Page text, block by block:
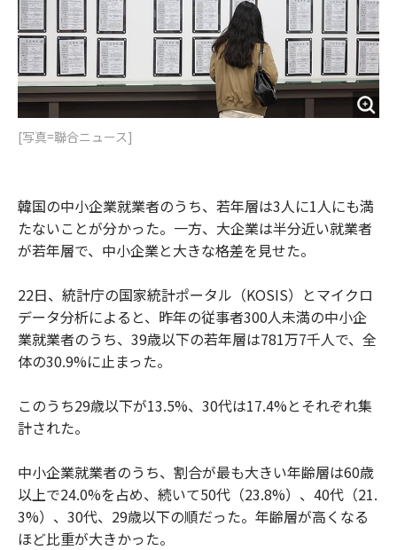
[写真=聯合ニュース]
韓国の中小企業就業者のうち、若年層は3人に1人にも満
たないことが分かった。一方、大企業は半分近い就業者
が若年層で、中小企業と大きな格差を見せた。
22日、統計庁の国家統計ポータル（KOSIS）とマイクロ
データ分析によると、昨年の従事者300人未満の中小企
業就業者のうち、39歳以下の若年層は781万7千人で、全
体の30.9%に止まった。
このうち29歳以下が13.5%、30代は17.4%とそれぞれ集
計された。
中小企業就業者のうち、割合が最も大きい年齢層は60歳
以上で24.0%を占め、続いて50代（23.8%）、40代（21.
3%）、30代、29歳以下の順だった。年齢層が高くなる
ほど比重が大きかった。